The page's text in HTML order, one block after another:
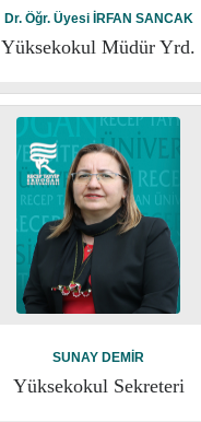
Dr. Öğr. Üyesi İRFAN SANCAK
Yüksekokul Müdür Yrd.
SUNAY DEMİR
Yüksekokul Sekreteri